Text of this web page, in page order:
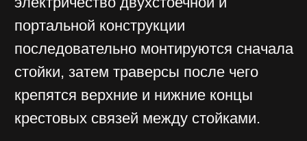
Перед установкой такие конструкции
дополнительно поверяются на
прочность, безопасность,
устойчивость.